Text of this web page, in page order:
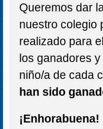
STEAM: TALLER DE
VISITA
DELEGADO DE
Queremos dar
nuestro colegio
realizado para
los ganadores
niño/a de cada
han sido
¡Enhorabuena!